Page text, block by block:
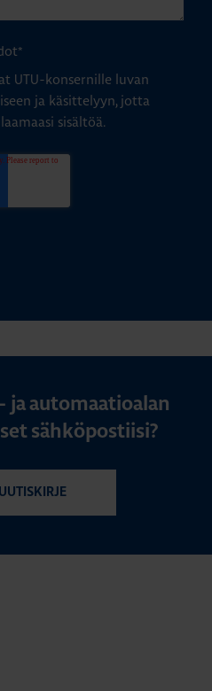
*
UTU-konsernille luvan
ja käsittelyyn, jotta
sisältöä.
ja automaatioalan
sähköpostiisi?